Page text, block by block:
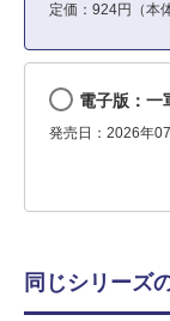
定価：924円（本
電子版：一
発売日：2026年
同じシリーズ